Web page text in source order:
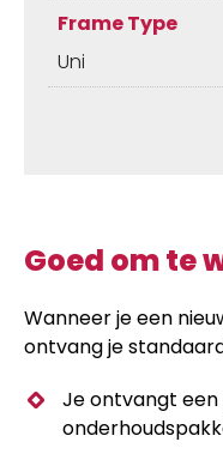
Frame Type
Uni
Goed om te
Wanneer je een
ontvang je
Je ontvangt